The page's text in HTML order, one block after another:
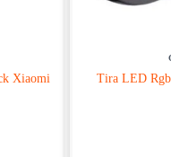
Xiaomi
Tira LED